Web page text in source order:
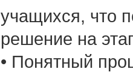
учащихся, что
решение на
• Понятный